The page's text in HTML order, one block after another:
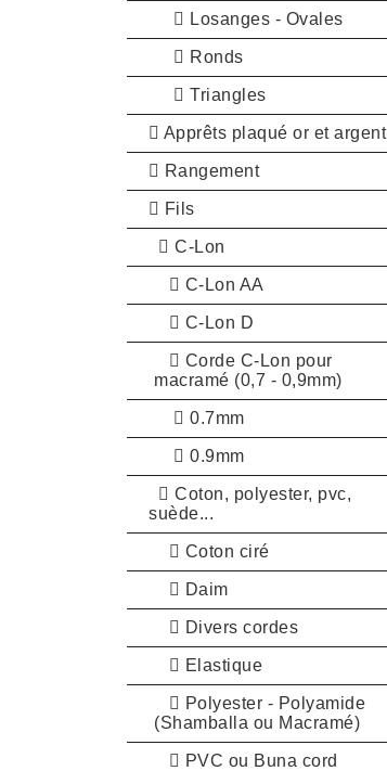
Losanges - Ovales
Ronds
Triangles
Apprêts plaqué or et argent
Rangement
Fils
C-Lon
C-Lon AA
C-Lon D
Corde C-Lon pour
macramé (0,7 - 0,9mm)
0.7mm
0.9mm
Coton, polyester, pvc,
suède...
Coton ciré
Daim
Divers cordes
Elastique
Polyester - Polyamide
(Shamballa ou Macramé)
PVC ou Buna cord